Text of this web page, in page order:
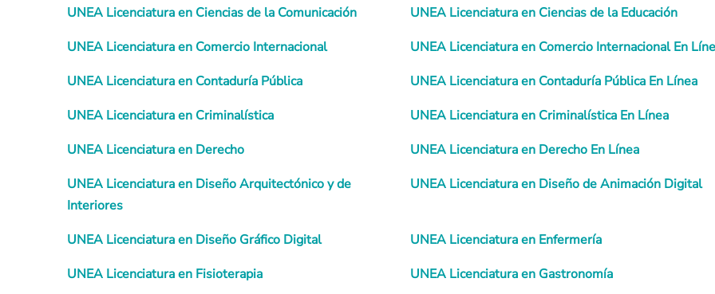
UNEA Licenciatura en Ciencias de la Comunicación
UNEA Licenciatura en Ciencias de la Educación
UNEA Licenciatura en Comercio Internacional
UNEA Licenciatura en Comercio Internacional En
UNEA Licenciatura en Contaduría Pública
UNEA Licenciatura en Contaduría Pública En Línea
UNEA Licenciatura en Criminalística
UNEA Licenciatura en Criminalística En Línea
UNEA Licenciatura en Derecho
UNEA Licenciatura en Derecho En Línea
UNEA Licenciatura en Diseño Arquitectónico y de
Interiores
UNEA Licenciatura en Diseño de Animación Digital
UNEA Licenciatura en Diseño Gráfico Digital
UNEA Licenciatura en Enfermería
UNEA Licenciatura en Fisioterapia
UNEA Licenciatura en Gastronomía